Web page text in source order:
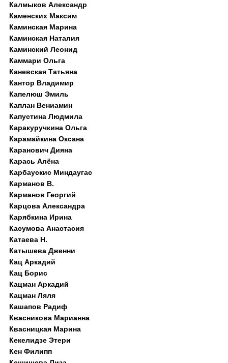
Калмыков Александр
Каменских Максим
Каминская Марина
Каминская Наталия
Каминский Леонид
Каммари Ольга
Каневская Татьяна
Кантор Владимир
Капелюш Эмиль
Каплан Вениамин
Капустина Людмила
Каракуручкина Ольга
Карамайкина Оксана
Каранович Дияна
Карась Алёна
Карбаускис Миндаугас
Карманов В.
Карманов Георгий
Карцова Александра
Карябкина Ирина
Касумова Анастасия
Катаева Н.
Катышева Дженни
Кац Аркадий
Кац Борис
Кацман Аркадий
Кацман Ляля
Кашапов Радиф
Квасникова Марианна
Квасницкая Марина
Кекелидзе Этери
Кен Филипп